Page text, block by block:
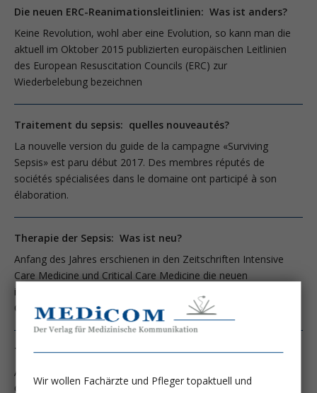
Die neuen ERC-Reanimationsleitlinien: Was ist anders?
Keine Revolution, wohl aber eine Evolution, so kann man die
aktuell im Oktober 2015 publizierten europäischen Leitlinien
des European Resuscita­tion Councils (ERC) zur
Wiederbelebung bezeichnen
Traitement du sepsis: quelles nouveautés?
La nouvelle version du guide de la campagne «Surviving
Sepsis» est paru début 2017. Des membres réputés de
sociétés spécialisées dans le domaine ont participé à son
élaboration.
Therapie der Sepsis: Was ist neu?
Anfang des Jahres erschienen in den Zeitschriften Intensive
Care Medicine und Critical Care Medicine die neuen
internationalen Leitlinien 2016 der Surviving Sepsis
Campaign
Therapie der Sepsis: Was ist neu?
Anfang des Jahres erschienen in den Zeitschriften Intensive
Care Medicine und Critical Care Medicine die neuen
Wir wollen Fachärzte und Pfleger topaktuell und